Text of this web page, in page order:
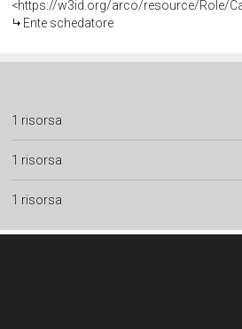
<https://w3id.org/arco/resource/Role/
Ente schedatore
1 risorsa
1 risorsa
1 risorsa